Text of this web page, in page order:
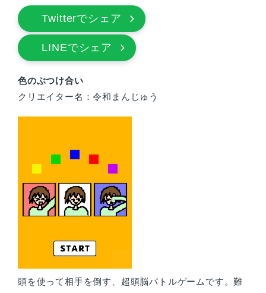
Twitterでシェア
LINEでシェア
色のぶつけ合い
クリエイター名：令和まんじゅう
頭を使って相手を倒す、超頭脳バトルゲームです。難